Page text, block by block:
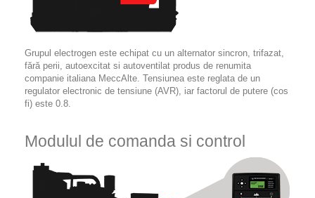
Grupul electrogen este echipat cu un alternator sincron, trifazat,
fără perii, autoexcitat si autoventilat produs de renumita
companie italiana MeccAlte. Tensiunea este reglata de un
regulator electronic de tensiune (AVR), iar factorul de putere (cos
fi) este 0.8.
Modulul de comanda si control